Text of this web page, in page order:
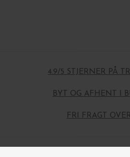
4.9/5 STJERNER PÅ
BYT OG AFHENT I
FRI FRAGT